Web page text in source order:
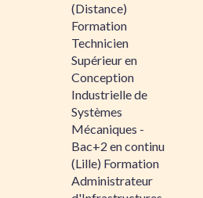
(Distance)
Formation
Technicien
Supérieur en
Conception
Industrielle de
Systèmes
Mécaniques -
Bac+2 en continu
(Lille) Formation
Administrateur